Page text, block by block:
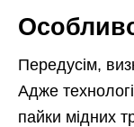
Передусім,
Адже
пайки мідних